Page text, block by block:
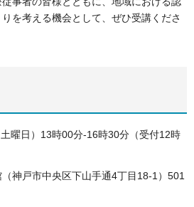
を考える機会として、ぜひ受講くださ
曜日）13時00分-16時30分（受付12時
神戸市中央区下山手通4丁目18-1）501